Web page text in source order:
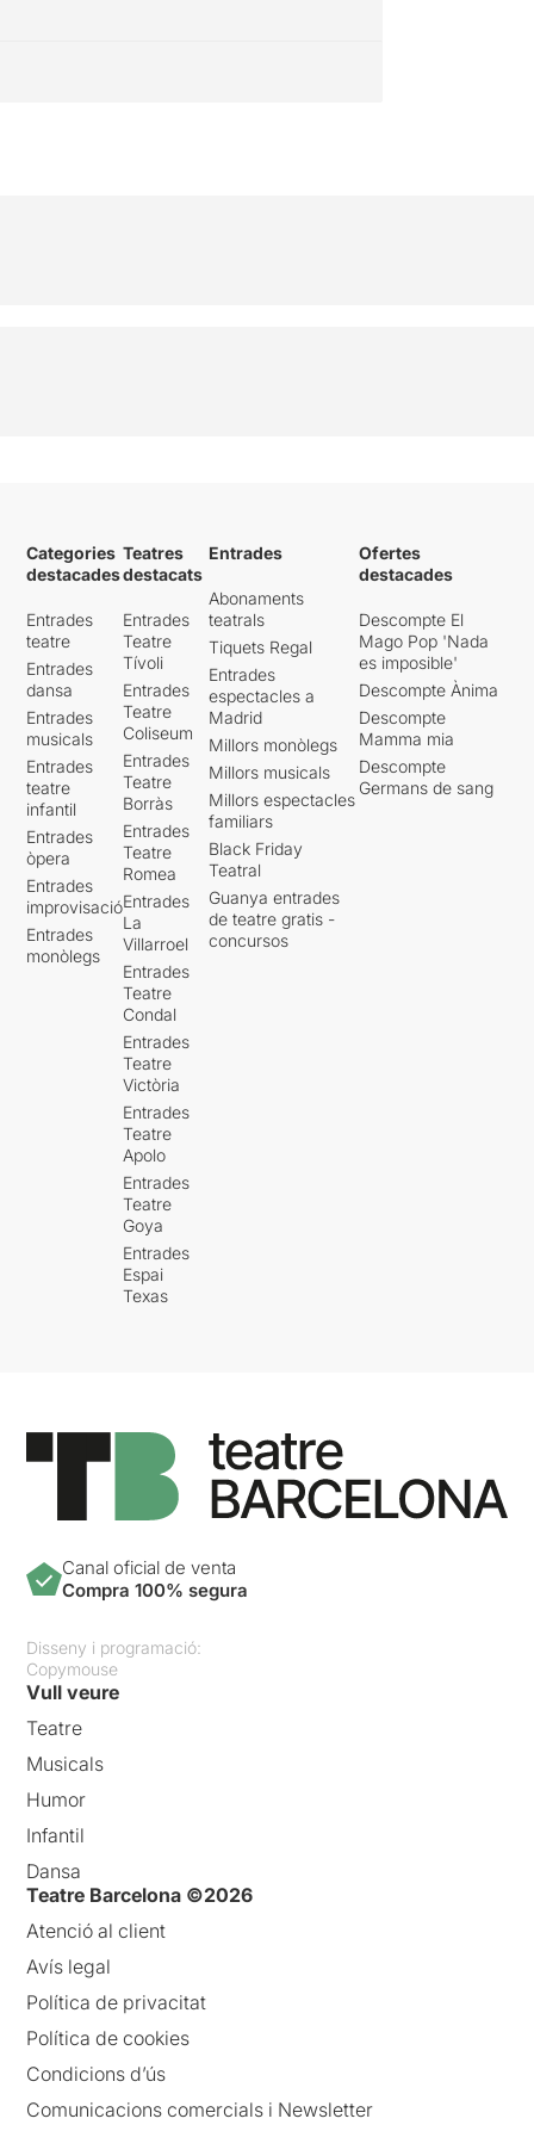
Categories
destacades
Entrades
teatre
Entrades
dansa
Entrades
musicals
Entrades
teatre
infantil
Entrades
òpera
Entrades
improvisació
Entrades
monòlegs
Teatres
destacats
Entrades
Teatre
Tívoli
Entrades
Teatre
Coliseum
Entrades
Teatre
Borràs
Entrades
Teatre
Romea
Entrades
La
Villarroel
Entrades
Teatre
Condal
Entrades
Teatre
Victòria
Entrades
Teatre
Apolo
Entrades
Teatre
Goya
Entrades
Espai
Texas
Entrades
Abonaments
teatrals
Tiquets Regal
Entrades
espectacles a
Madrid
Millors monòlegs
Millors musicals
Millors espectacles
familiars
Black Friday
Teatral
Guanya entrades
de teatre gratis -
concursos
Ofertes
destacades
Descompte El
Mago Pop 'Nada
es imposible'
Descompte Ànima
Descompte
Mamma mia
Descompte
Germans de sang
Canal oficial de venta
Compra 100% segura
Disseny i programació:
Copymouse
Vull veure
Teatre
Musicals
Humor
Infantil
Dansa
Teatre Barcelona ©2026
Atenció al client
Avís legal
Política de privacitat
Política de cookies
Condicions d’ús
Comunicacions comercials i Newsletter